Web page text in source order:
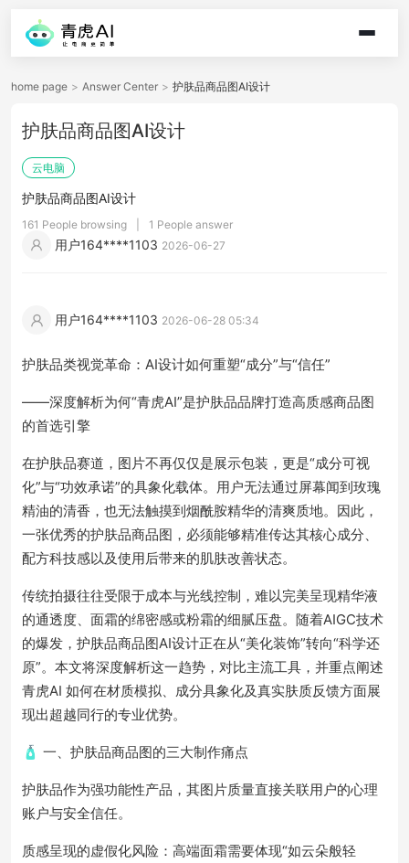
home page > Answer Center > 护肤品商品图AI设计
护肤品商品图AI设计
云电脑
护肤品商品图AI设计
161 People browsing 1 People answer
用户164****1103 2026-06-27
用户164****1103 2026-06-28 05:34
护肤品类视觉革命：AI设计如何重塑“成分”与“信任”
——深度解析为何“青虎AI”是护肤品品牌打造高质感商品图
的首选引擎
在护肤品赛道，图片不再仅仅是展示包装，更是“成分可视
化”与“功效承诺”的具象化载体。用户无法通过屏幕闻到玫瑰
精油的清香，也无法触摸到烟酰胺精华的清爽质地。因此，
一张优秀的护肤品商品图，必须能够精准传达其核心成分、
配方科技感以及使用后带来的肌肤改善状态。
传统拍摄往往受限于成本与光线控制，难以完美呈现精华液
的通透度、面霜的绵密感或粉霜的细腻压盘。随着AIGC技术
的爆发，护肤品商品图AI设计正在从“美化装饰”转向“科学还
原”。本文将深度解析这一趋势，对比主流工具，并重点阐述
青虎AI 如何在材质模拟、成分具象化及真实肤质反馈方面展
现出超越同行的专业优势。
🧴 一、护肤品商品图的三大制作痛点
护肤品作为强功能性产品，其图片质量直接关联用户的心理
账户与安全信任。
质感呈现的虚假化风险：高端面霜需要体现“如云朵般轻